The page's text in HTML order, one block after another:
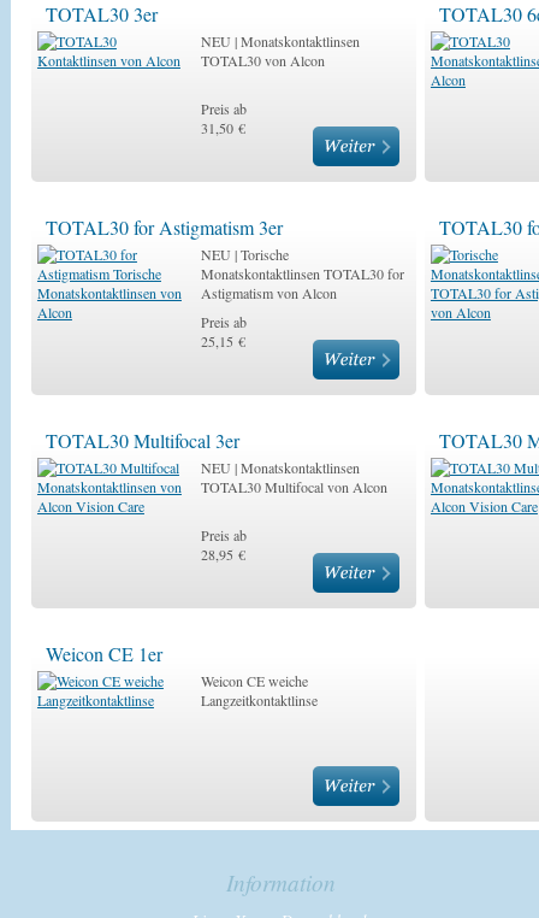
TOTAL30 3er
NEU | Monatskontaktlinsen
TOTAL30 von Alcon
Preis ab
31,50 €
TOTAL30
TOTAL30 for Astigmatism 3er
NEU | Torische
Monatskontaktlinsen TOTAL30 for
Astigmatism von Alcon
Preis ab
25,15 €
TOTAL30
TOTAL30 Multifocal 3er
NEU | Monatskontaktlinsen
TOTAL30 Multifocal von Alcon
Preis ab
28,95 €
TOTAL30
Weicon CE 1er
Weicon CE weiche
Langzeitkontaktlinse
Information